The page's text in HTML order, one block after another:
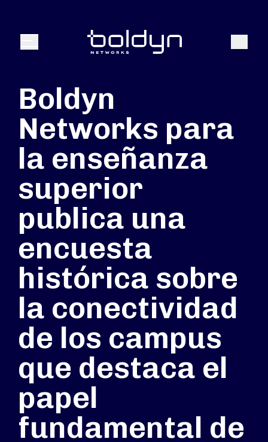
Menú Buscar
Boldyn
Networks para
la enseñanza
superior
publica una
encuesta
histórica sobre
la conectividad
de los campus
que destaca el
papel
fundamental de